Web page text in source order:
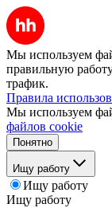
Мы используем
правильную
трафик.
Правила
Мы используем
файлов cookie
Понятно
Ищу работу
Ищу работу
Ищу работу